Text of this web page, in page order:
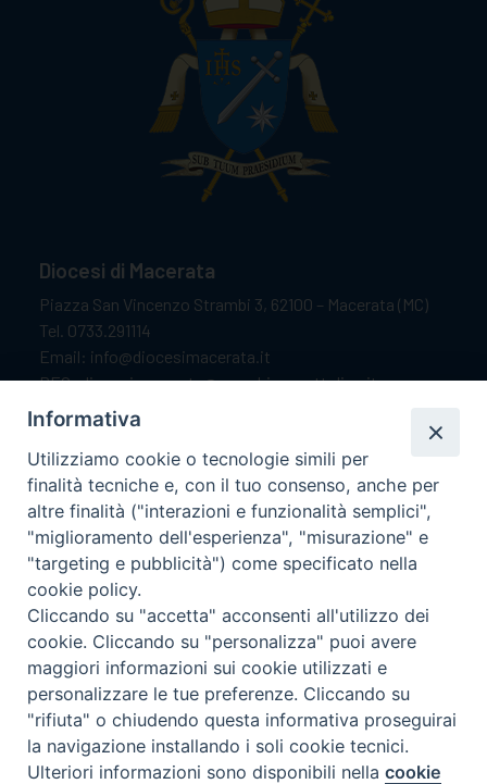
Diocesi di Macerata
Piazza San Vincenzo Strambi 3, 62100 – Macerata (MC)
Tel. 0733.291114
Email: info@diocesimacerata.it
PEC: diocesimacerata@pec.chiesacattolica.it
Comunicazioni urgenti WhatsApp:
Orari di apertura
Dal lunedì al sabato dalle 9.30 alle 12.00.
Il pomeriggio solo su appuntamento.
seguici su
Ricerca
per:
Preferenze Cookie
Informativa
Utilizziamo cookie o tecnologie simili per
finalità tecniche e, con il tuo consenso, anche per
altre finalità ("interazioni e funzionalità semplici",
"miglioramento dell'esperienza", "misurazione" e
"targeting e pubblicità") come specificato nella
cookie policy.
Cliccando su "accetta" acconsenti all'utilizzo dei
cookie. Cliccando su "personalizza" puoi avere
maggiori informazioni sui cookie utilizzati e
personalizzare le tue preferenze. Cliccando su
"rifiuta" o chiudendo questa informativa proseguirai
la navigazione installando i soli cookie tecnici.
Ulteriori informazioni sono disponibili nellacookie